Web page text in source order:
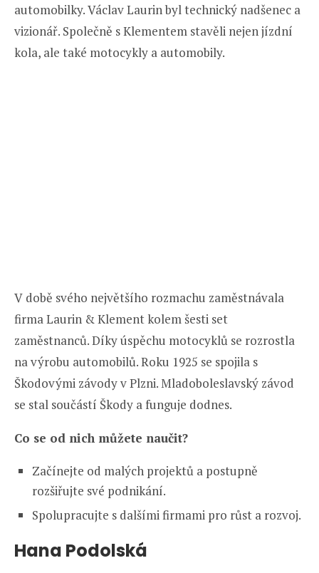
automobilky. Václav Laurin byl technický nadšenec a
vizionář. Společně s Klementem stavěli nejen jízdní
kola, ale také motocykly a automobily.
V době svého největšího rozmachu zaměstnávala
firma Laurin & Klement kolem šesti set
zaměstnanců. Díky úspěchu motocyklů se rozrostla
na výrobu automobilů. Roku 1925 se spojila s
Škodovými závody v Plzni. Mladoboleslavský závod
se stal součástí Škody a funguje dodnes.
Co se od nich můžete naučit?
Začínejte od malých projektů a postupně
rozšiřujte své podnikání.
Spolupracujte s dalšími firmami pro růst a rozvoj.
Hana Podolská